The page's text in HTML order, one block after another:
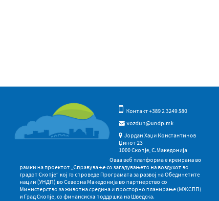
Контакт +389 2 3249 580
vozduh@undp.mk
Јордан Хаџи Константинов
Џинот 23
1000 Скопје, С.Македонија
Оваа веб платформа е креирана во
рамки на проектот „Справување со загадувањето на воздухот во
градот Скопје“ кој го спроведе Програмата за развој на Обединетите
нации (УНДП) во Северна Македонија во партнерство со
Министерство за животна средина и просторно планирање (МЖСПП)
и Град Скопје, со финансиска поддршка на Шведска.